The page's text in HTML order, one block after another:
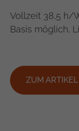
Vollzeit 38,5 h/
Basis möglich,
ZUM ARTIKEL